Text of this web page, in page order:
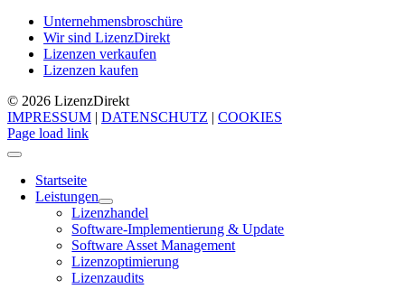
Unternehmensbroschüre
Wir sind LizenzDirekt
Lizenzen verkaufen
Lizenzen kaufen
© 2026 LizenzDirekt
IMPRESSUM | DATENSCHUTZ | COOKIES
Page load link
Startseite
Leistungen
Lizenzhandel
Software-Implementierung & Update
Software Asset Management
Lizenzoptimierung
Lizenzaudits